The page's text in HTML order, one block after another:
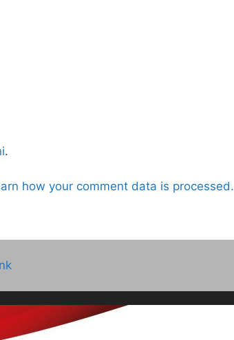
.
how your comment data is processed.